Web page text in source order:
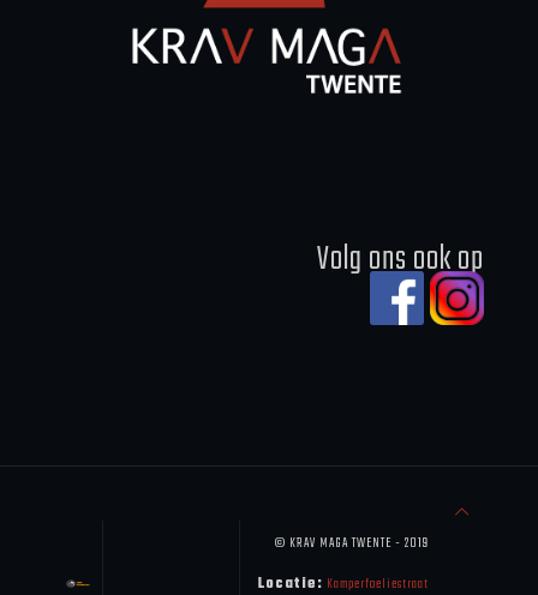
Volg ons ook op
© KRAV MAGA TWENTE - 2019
Locatie: Kamperfoeliestraat